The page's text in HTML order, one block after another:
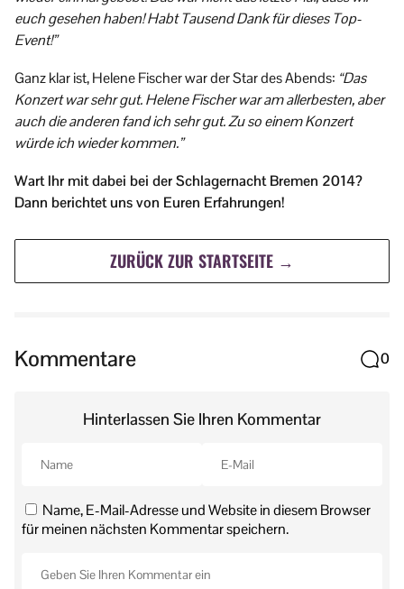
euch gesehen haben! Habt Tausend Dank für dieses Top-
Event!”
Ganz klar ist, Helene Fischer war der Star des Abends: “Das
Konzert war sehr gut. Helene Fischer war am allerbesten, aber
auch die anderen fand ich sehr gut. Zu so einem Konzert
würde ich wieder kommen.”
Wart Ihr mit dabei bei der Schlagernacht Bremen 2014?
Dann berichtet uns von Euren Erfahrungen!
ZURÜCK ZUR STARTSEITE →
Kommentare 0
Hinterlassen Sie Ihren Kommentar
Name, E-Mail-Adresse und Website in diesem Browser
für meinen nächsten Kommentar speichern.